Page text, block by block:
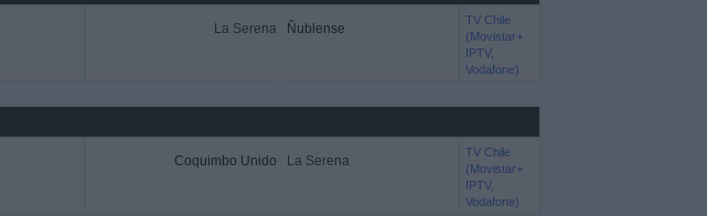
La Serena Ñublense
TV Chile
(Movistar+
IPTV,
Vodafone)
Coquimbo Unido La Serena
TV Chile
(Movistar+
IPTV,
Vodafone)